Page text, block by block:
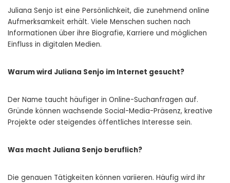
Juliana Senjo ist eine Persönlichkeit, die zunehmend online
Aufmerksamkeit erhält. Viele Menschen suchen nach
Informationen über ihre Biografie, Karriere und möglichen
Einfluss in digitalen Medien.
Warum wird Juliana Senjo im Internet gesucht?
Der Name taucht häufiger in Online-Suchanfragen auf.
Gründe können wachsende Social-Media-Präsenz, kreative
Projekte oder steigendes öffentliches Interesse sein.
Was macht Juliana Senjo beruflich?
Die genauen Tätigkeiten können variieren. Häufig wird ihr